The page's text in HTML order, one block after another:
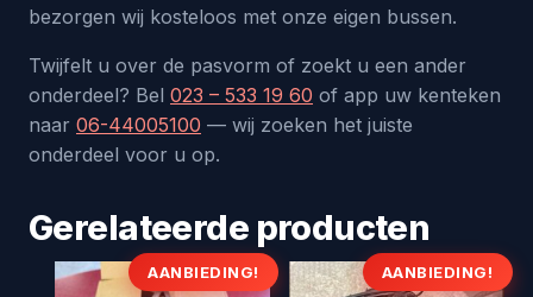
bezorgen wij kosteloos met onze eigen bussen.
Twijfelt u over de pasvorm of zoekt u een ander
onderdeel? Bel 023 – 533 19 60 of app uw kenteken
naar 06-44005100 — wij zoeken het juiste
onderdeel voor u op.
Gerelateerde producten
AANBIEDING! AANBIEDING!